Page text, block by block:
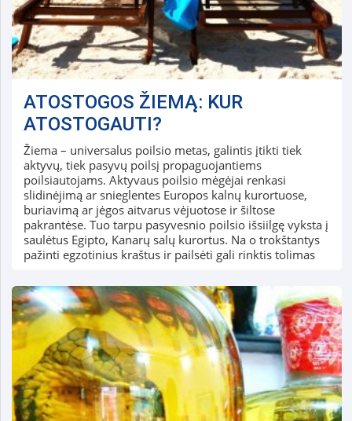
ATOSTOGOS ŽIEMĄ: KUR
ATOSTOGAUTI?
Žiema – universalus poilsio metas, galintis įtikti tiek
aktyvų, tiek pasyvų poilsį propaguojantiems
poilsiautojams. Aktyvaus poilsio mėgėjai renkasi
slidinėjimą ar snieglentes Europos kalnų kurortuose,
buriavimą ar jėgos aitvarus vėjuotose ir šiltose
pakrantėse. Tuo tarpu pasyvesnio poilsio išsiilgę vyksta į
saulėtus Egipto, Kanarų salų kurortus. Na o trokštantys
pažinti egzotinius kraštus ir pailsėti gali rinktis tolimas